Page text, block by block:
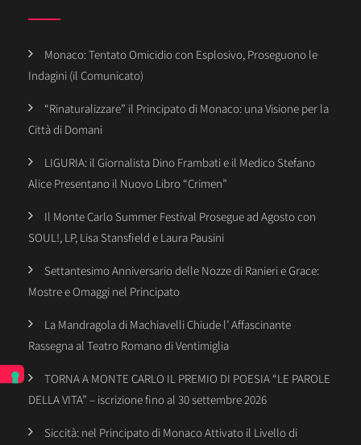
Monaco: Tentato Omicidio con Esplosivo, Proseguono le
Indagini (il Comunicato)
“Rinaturalizzare” il Principato di Monaco: una Visione per la
Città di Domani
LIGURIA: il Giornalista Dino Frambati e il Medico Stefano
Alice Presentano il Nuovo Libro “Crimen”
Il Monte Carlo Summer Festival Prosegue ad Agosto con
SOUL!, LP, Lisa Stansfield e Laura Pausini
Settantesimo Anniversario delle Nozze di Ranieri e Grace:
Mostre e Omaggi nel Principato
La Mandragola di Machiavelli Chiude l’ Affascinante
Rassegna al Teatro Romano di Ventimiglia
TORNA A MONTE CARLO IL PREMIO DI POESIA “LE PAROLE
DELLA VITA” – iscrizione fino al 30 settembre 2026
Siccità: nel Principato di Monaco Attivato il Livello di